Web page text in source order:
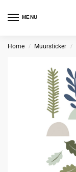
MENU
Home / Muursticker /